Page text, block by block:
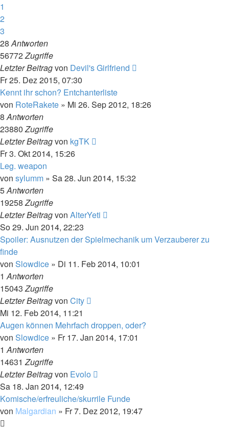
1
2
3
28Antworten
56772Zugriffe
Letzter Beitragvon Devil's Girlfriend
Fr 25. Dez 2015, 07:30
Kennt ihr schon? Entchanterliste
von RoteRakete » Mi 26. Sep 2012, 18:26
8Antworten
23880Zugriffe
Letzter Beitragvon kgTK
Fr 3. Okt 2014, 15:26
Leg. weapon
von sylumm » Sa 28. Jun 2014, 15:32
5Antworten
19258Zugriffe
Letzter Beitragvon AlterYeti
So 29. Jun 2014, 22:23
Spoiler: Ausnutzen der Spielmechanik um Verzauberer zu
finde
von Slowdice » Di 11. Feb 2014, 10:01
1Antworten
15043Zugriffe
Letzter Beitragvon City
Mi 12. Feb 2014, 11:21
Augen können Mehrfach droppen, oder?
von Slowdice » Fr 17. Jan 2014, 17:01
1Antworten
14631Zugriffe
Letzter Beitragvon Evolo
Sa 18. Jan 2014, 12:49
Komische/erfreuliche/skurrile Funde
von Malgardian » Fr 7. Dez 2012, 19:47